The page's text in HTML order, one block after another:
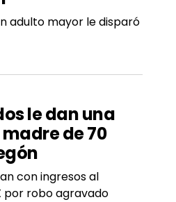
adulto mayor le disparó
le dan una
de 70
con ingresos al
por robo agravado